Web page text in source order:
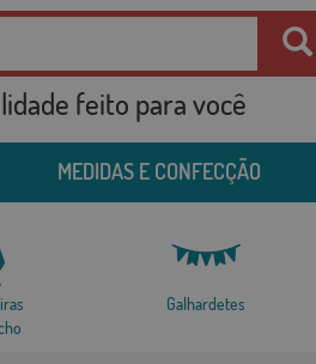
feito para você
MEDIDAS E CONFECÇÃO
Galhardetes